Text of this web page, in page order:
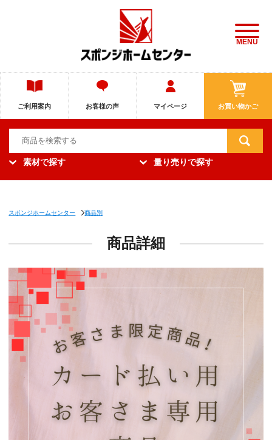
MENU
お買い物かご
マイページ
お客様の声
ご利用案内
素材で探す 量り売りで探す
スポンジホームセンター 商品別
商品詳細